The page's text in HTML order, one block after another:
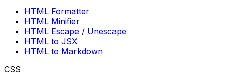
HTML Formatter
HTML Minifier
HTML Escape / Unescape
HTML to JSX
HTML to Markdown
CSS